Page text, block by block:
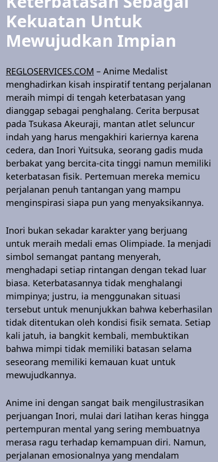
Kekuatan Untuk
Mewujudkan Impian
REGLOSERVICES.COM – Anime Medalist
menghadirkan kisah inspiratif tentang perjalanan
meraih mimpi di tengah keterbatasan yang
dianggap sebagai penghalang. Cerita berpusat
pada Tsukasa Akeuraji, mantan atlet seluncur
indah yang harus mengakhiri kariernya karena
cedera, dan Inori Yuitsuka, seorang gadis muda
berbakat yang bercita-cita tinggi namun memiliki
keterbatasan fisik. Pertemuan mereka memicu
perjalanan penuh tantangan yang mampu
menginspirasi siapa pun yang menyaksikannya.
Inori bukan sekadar karakter yang berjuang
untuk meraih medali emas Olimpiade. Ia menjadi
simbol semangat pantang menyerah,
menghadapi setiap rintangan dengan tekad luar
biasa. Keterbatasannya tidak menghalangi
mimpinya; justru, ia menggunakan situasi
tersebut untuk menunjukkan bahwa keberhasilan
tidak ditentukan oleh kondisi fisik semata. Setiap
kali jatuh, ia bangkit kembali, membuktikan
bahwa mimpi tidak memiliki batasan selama
seseorang memiliki kemauan kuat untuk
mewujudkannya.
Anime ini dengan sangat baik mengilustrasikan
perjuangan Inori, mulai dari latihan keras hingga
pertempuran mental yang sering membuatnya
merasa ragu terhadap kemampuan diri. Namun,
perjalanan emosionalnya yang mendalam